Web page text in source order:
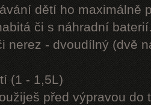
dětí ho maximálně
či s náhradní
nerez - dvoudílný (dvě
(1 - 1,5L)
před výpravou do